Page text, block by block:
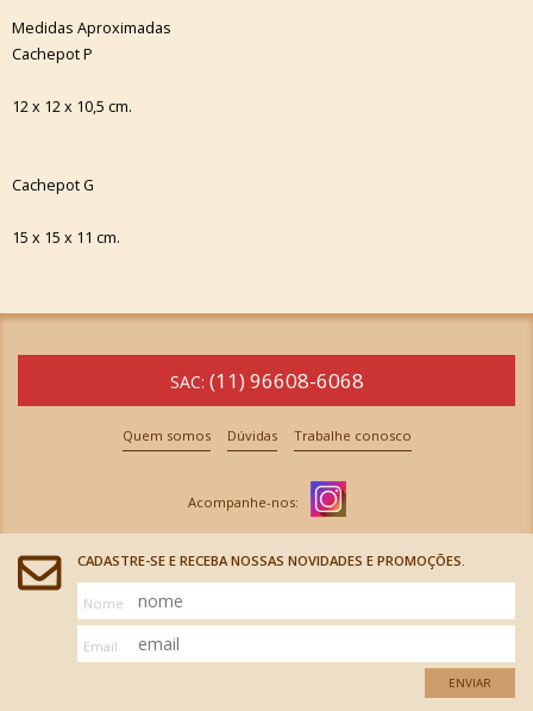
Medidas Aproximadas
Cachepot P
12 x 12 x 10,5 cm.
Cachepot G
15 x 15 x 11 cm.
SAC: (11) 96608-6068
Quem somos Dúvidas Trabalhe conosco
CADASTRE-SE E RECEBA NOSSAS NOVIDADES E PROMOÇÕES.
Nome
Email
ENVIAR